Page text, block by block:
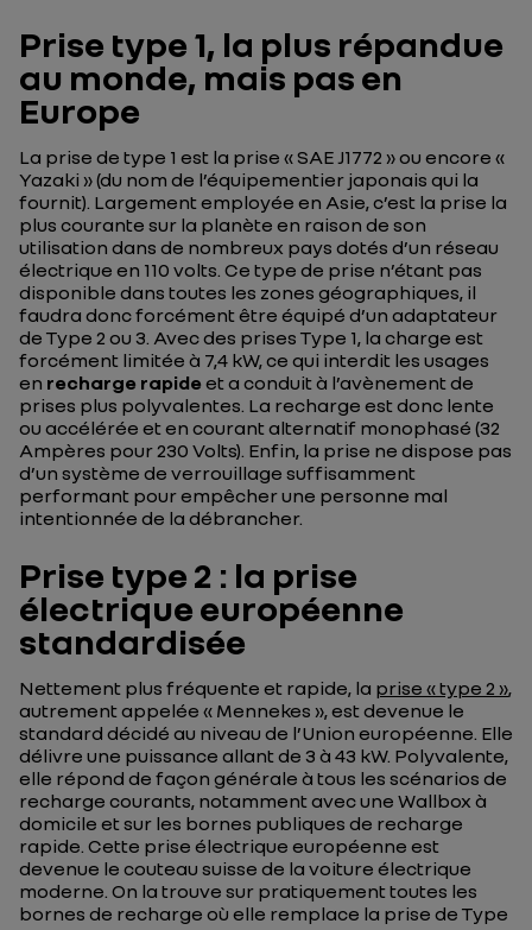
Prise type 1, la plus répandue
au monde, mais pas en
Europe
La prise de type 1 est la prise « SAE J1772 » ou encore «
Yazaki » (du nom de l’équipementier japonais qui la
fournit). Largement employée en Asie, c’est la prise la
plus courante sur la planète en raison de son
utilisation dans de nombreux pays dotés d’un réseau
électrique en 110 volts. Ce type de prise n’étant pas
disponible dans toutes les zones géographiques, il
faudra donc forcément être équipé d’un adaptateur
de Type 2 ou 3. Avec des prises Type 1, la charge est
forcément limitée à 7,4 kW, ce qui interdit les usages
en recharge rapide et a conduit à l’avènement de
prises plus polyvalentes. La recharge est donc lente
ou accélérée et en courant alternatif monophasé (32
Ampères pour 230 Volts). Enfin, la prise ne dispose pas
d’un système de verrouillage suffisamment
performant pour empêcher une personne mal
intentionnée de la débrancher.
Prise type 2 : la prise
électrique européenne
standardisée
Nettement plus fréquente et rapide, la prise « type 2 »,
autrement appelée « Mennekes », est devenue le
standard décidé au niveau de l’Union européenne. Elle
délivre une puissance allant de 3 à 43 kW. Polyvalente,
elle répond de façon générale à tous les scénarios de
recharge courants, notamment avec une Wallbox à
domicile et sur les bornes publiques de recharge
rapide. Cette prise électrique européenne est
devenue le couteau suisse de la voiture électrique
moderne. On la trouve sur pratiquement toutes les
bornes de recharge où elle remplace la prise de Type